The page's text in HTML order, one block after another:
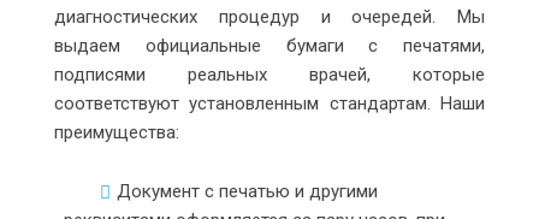
диагностических процедур и очередей. Мы
выдаем официальные бумаги с печатями,
подписями реальных врачей, которые
соответствуют установленным стандартам. Наши
преимущества:
Документ с печатью и другими